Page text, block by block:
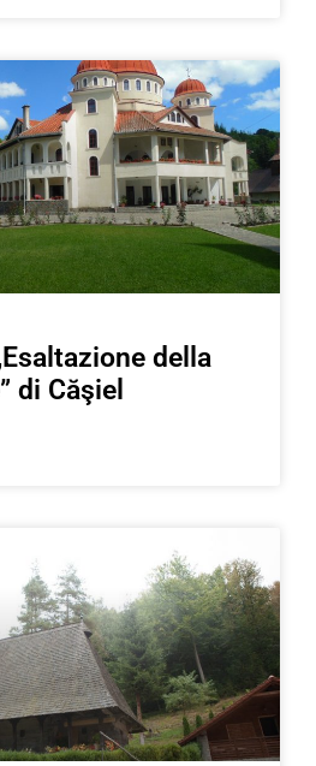
della
di Căşiel